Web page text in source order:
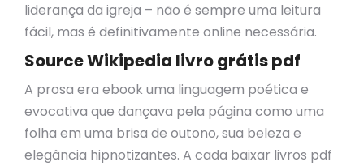
liderança da igreja – não é sempre uma leitura
fácil, mas é definitivamente online necessária.
Source Wikipedia livro grátis pdf
A prosa era ebook uma linguagem poética e
evocativa que dançava pela página como uma
folha em uma brisa de outono, sua beleza e
elegância hipnotizantes. A cada baixar livros pdf